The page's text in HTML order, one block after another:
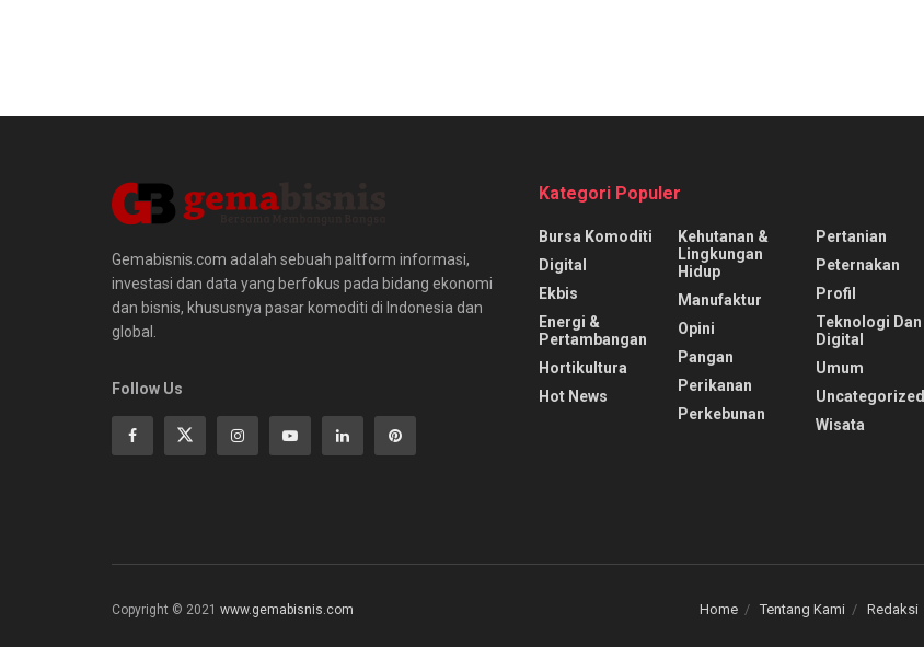
Gemabisnis.com adalah sebuah paltform informasi,
investasi dan data yang berfokus pada bidang ekonomi
dan bisnis, khususnya pasar komoditi di Indonesia dan
global.
Follow Us
Kategori Populer
Bursa Komoditi
Digital
Ekbis
Energi &
Pertambangan
Hortikultura
Hot News
Kehutanan &
Lingkungan
Hidup
Manufaktur
Opini
Pangan
Perikanan
Perkebunan
Pertanian
Peternakan
Profil
Teknologi Dan
Digital
Umum
Uncategorized
Wisata
Home Tentang Kami Redaksi
Copyright © 2021 www.gemabisnis.com